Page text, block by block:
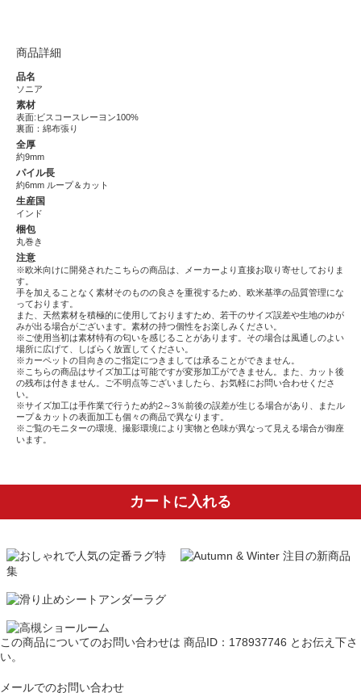
商品詳細
品名
ソニア
素材
表面:ビスコースレーヨン100%
裏面：綿布張り
全厚
約9mm
パイル長
約6mm ループ＆カット
生産国
インド
梱包
丸巻き
注意
※欧米向けに開発されたこちらの商品は、メーカーより直接お取り寄せしておりま
す。
手を加えることなく素材そのものの良さを重視するため、欧米基準の品質管理にな
っております。
また、天然素材を積極的に使用しておりますため、若干のサイズ誤差や生地のゆが
みが出る場合がございます。素材の持つ個性をお楽しみください。
※ご使用当初は素材特有の匂いを感じることがあります。その場合は風通しのよい
場所に広げて、しばらく放置してください。
※カーペットの目向きのご指定につきましては承ることができません。
※こちらの商品はサイズ加工は可能ですが変形加工ができません。また、カット後
の残布は付きません。ご不明点等ございましたら、お気軽にお問い合わせくださ
い。
※サイズ加工は手作業で行うため約2～3％前後の誤差が生じる場合があり、またル
ープ＆カットの表面加工も個々の商品で異なります。
※ご覧のモニターの環境、撮影環境により実物と色味が異なって見える場合が御座
います。
カートに入れる
この商品についてのお問い合わせは 商品ID：178937746 とお伝え下さ
い。
メールでのお問い合わせ